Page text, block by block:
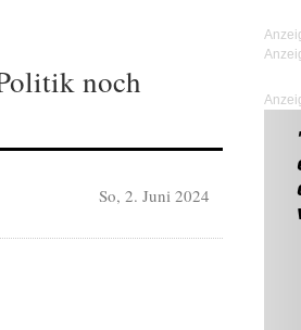
noch
So, 2. Juni 2024